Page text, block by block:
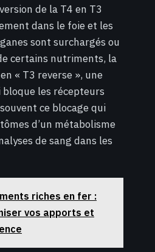
de la T4 en T3
dans le foie et les
sont surchargés ou
certains nutriments, la
« T3 reverse », une
les récepteurs
ce blocage qui
d’un métabolisme
de sang dans les
riches en fer :
vos apports et